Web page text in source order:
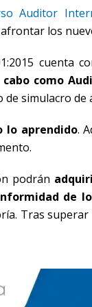
Auditor
los
cuenta
como
simulacro de
lo aprendido.
podrán
de
Tras